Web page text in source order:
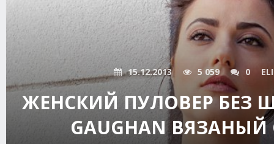
15.12.2013 5 059 0
ЖЕНСКИЙ ПУЛОВЕР БЕЗ
GAUGHAN